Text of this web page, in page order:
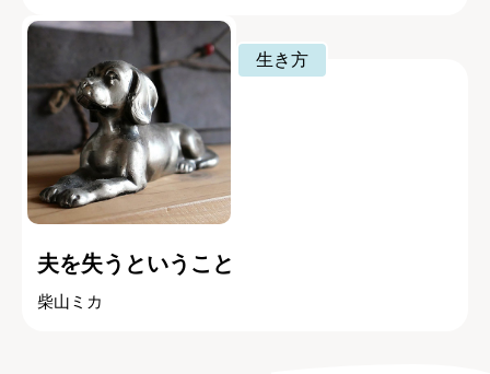
生き方
夫を失うということ
柴山ミカ